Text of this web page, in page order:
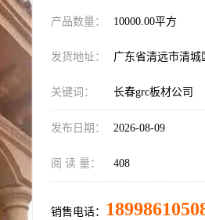
产品数量： 10000.00平方
发货地址： 广东省清远市清城
关键词： 长春grc板材公司
发布日期： 2026-08-09
阅 读 量： 408
销售电话：